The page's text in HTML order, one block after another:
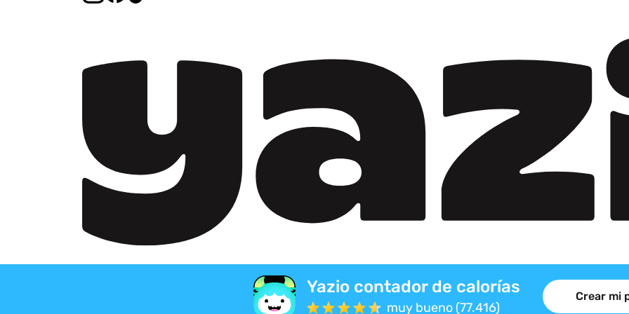
Yazio contador de calorías
muy bueno (77.416)
Crear mi